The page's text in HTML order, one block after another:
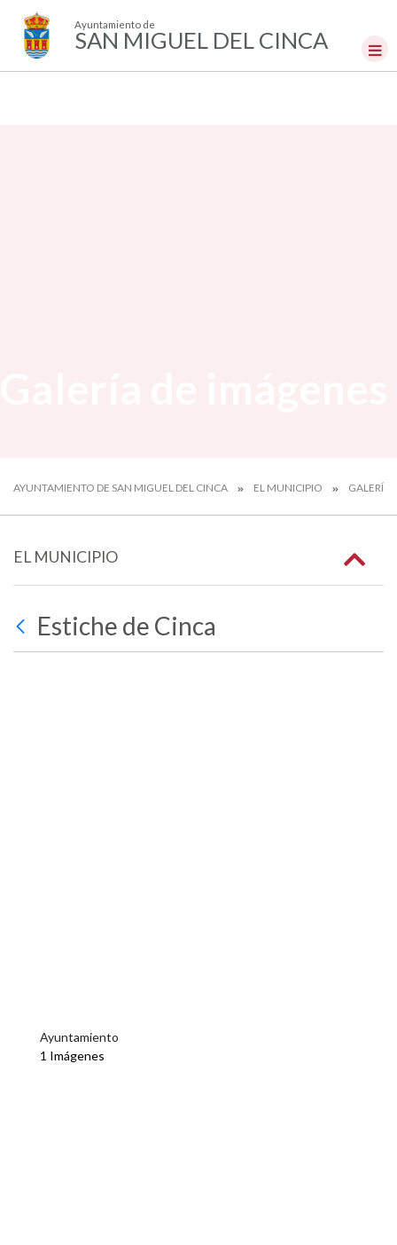
Ayuntamiento de
SAN MIGUEL DEL CINCA
AYUNTAMIENTO DE SAN MIGUEL DEL CINCA EL MUNICIPIO GALERÍA
EL MUNICIPIO
Estiche de Cinca
Ayuntamiento
1 Imágenes